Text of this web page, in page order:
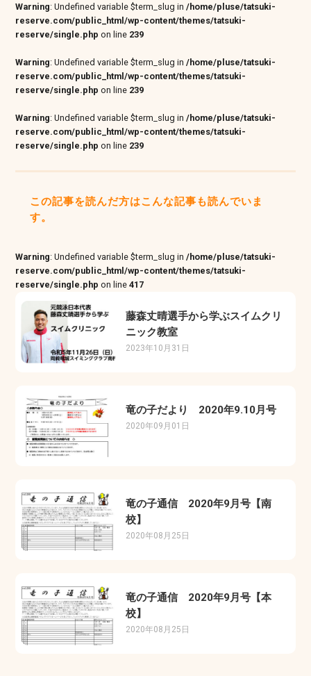
Warning: Undefined variable $term_slug in/home/pluse/tatsuki-
reserve.com/public_html/wp-content/themes/tatsuki-
reserve/single.php on line 239
Warning: Undefined variable $term_slug in/home/pluse/tatsuki-
reserve.com/public_html/wp-content/themes/tatsuki-
reserve/single.php on line 239
Warning: Undefined variable $term_slug in/home/pluse/tatsuki-
reserve.com/public_html/wp-content/themes/tatsuki-
reserve/single.php on line 239
この記事を読んだ方はこんな記事も読んでいま
す。
Warning: Undefined variable $term_slug in/home/pluse/tatsuki-
reserve.com/public_html/wp-content/themes/tatsuki-
reserve/single.php on line417
藤森丈晴選手から学ぶスイムクリ
ニック教室
2023年10月31日
竜の子だより 2020年9.10月号
2020年09月01日
竜の子通信 2020年9月号【南
校】
2020年08月25日
竜の子通信 2020年9月号【本
校】
2020年08月25日